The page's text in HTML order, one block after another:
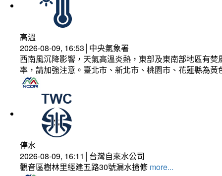
高溫
2026-08-09, 16:53│中央氣象署
西南風沉降影響，天氣高溫炎熱，東部及東南部地區有
率，請加強注意。臺北市、新北市、桃園市、花蓮縣為
停水
2026-08-09, 16:11│台灣自來水公司
觀音區樹林里經建五路30號漏水搶修 more...